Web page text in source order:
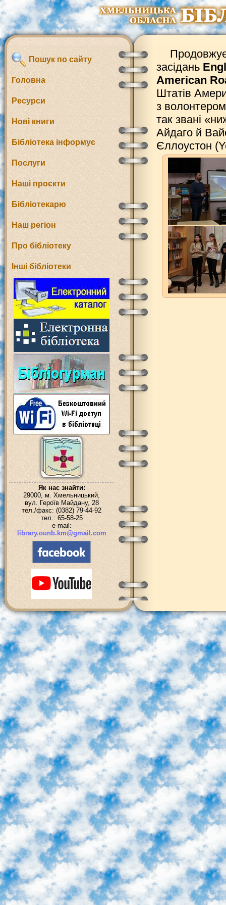
Пошук по сайту
Головна
Ресурси
Нові книги
Бібліотека інформує
Послуги
Наші проєкти
Бібліотекарю
Наш регіон
Про бібліотеку
Інші бібліотеки
Як нас знайти:
29000, м. Хмельницький,
вул. Героїв Майдану, 28
тел./факс: (0382) 79-44-92
тел.: 65-58-25
e-mail:
library.ounb.km@gmail.com
засідань
American
Штатів
з
так звані
Айдаго й
Єллоустон